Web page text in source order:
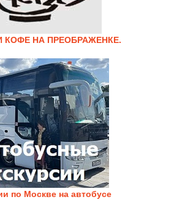
КОФЕ НА ПРЕОБРАЖЕНКЕ.
по Москве на автобусе